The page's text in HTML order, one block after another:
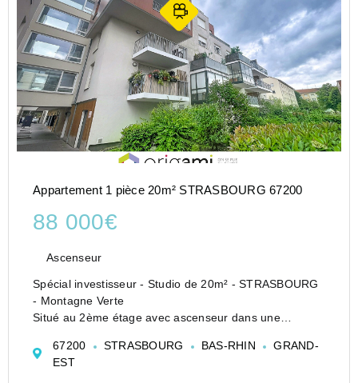
Appartement 1 pièce 20m² STRASBOURG 67200
88 000€
Ascenseur
Spécial investisseur - Studio de 20m² - STRASBOURG
- Montagne Verte
Situé au 2ème étage avec ascenseur dans une
nous vous proposons ce 1P en excellent état à
proximité des transports.
67200 STRASBOURG BAS-RHIN
GRAND-
EST